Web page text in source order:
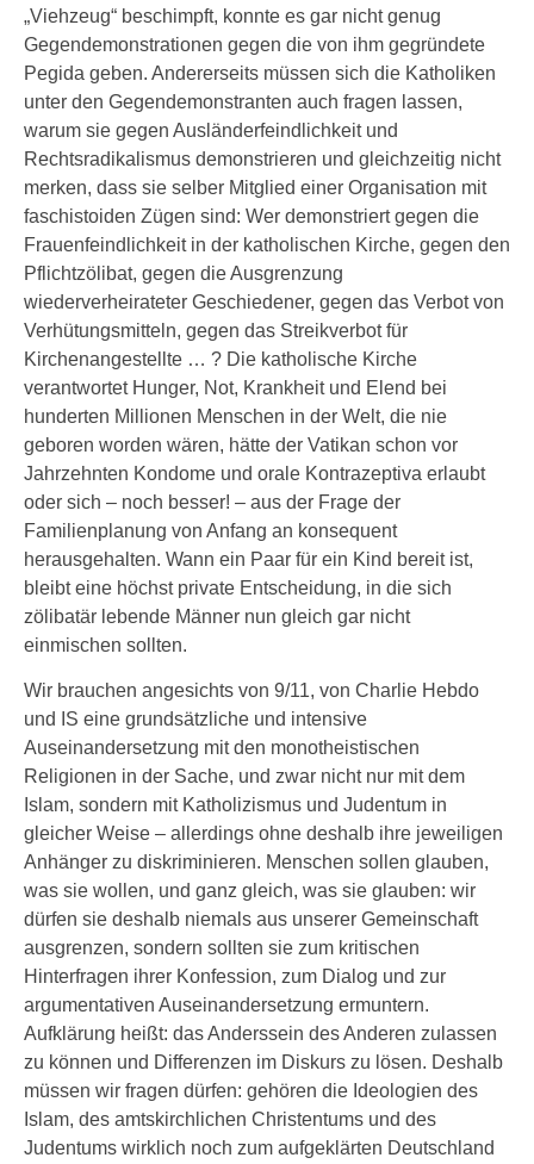
„Viehzeug“ beschimpft, konnte es gar nicht genug
Gegendemonstrationen gegen die von ihm gegründete
Pegida geben. Andererseits müssen sich die Katholiken
unter den Gegendemonstranten auch fragen lassen,
warum sie gegen Ausländerfeindlichkeit und
Rechtsradikalismus demonstrieren und gleichzeitig nicht
merken, dass sie selber Mitglied einer Organisation mit
faschistoiden Zügen sind: Wer demonstriert gegen die
Frauenfeindlichkeit in der katholischen Kirche, gegen den
Pflichtzölibat, gegen die Ausgrenzung
wiederverheirateter Geschiedener, gegen das Verbot von
Verhütungsmitteln, gegen das Streikverbot für
Kirchenangestellte … ? Die katholische Kirche
verantwortet Hunger, Not, Krankheit und Elend bei
hunderten Millionen Menschen in der Welt, die nie
geboren worden wären, hätte der Vatikan schon vor
Jahrzehnten Kondome und orale Kontrazeptiva erlaubt
oder sich – noch besser! – aus der Frage der
Familienplanung von Anfang an konsequent
herausgehalten. Wann ein Paar für ein Kind bereit ist,
bleibt eine höchst private Entscheidung, in die sich
zölibatär lebende Männer nun gleich gar nicht
einmischen sollten.
Wir brauchen angesichts von 9/11, von Charlie Hebdo
und IS eine grundsätzliche und intensive
Auseinandersetzung mit den monotheistischen
Religionen in der Sache, und zwar nicht nur mit dem
Islam, sondern mit Katholizismus und Judentum in
gleicher Weise – allerdings ohne deshalb ihre jeweiligen
Anhänger zu diskriminieren. Menschen sollen glauben,
was sie wollen, und ganz gleich, was sie glauben: wir
dürfen sie deshalb niemals aus unserer Gemeinschaft
ausgrenzen, sondern sollten sie zum kritischen
Hinterfragen ihrer Konfession, zum Dialog und zur
argumentativen Auseinandersetzung ermuntern.
Aufklärung heißt: das Anderssein des Anderen zulassen
zu können und Differenzen im Diskurs zu lösen. Deshalb
müssen wir fragen dürfen: gehören die Ideologien des
Islam, des amtskirchlichen Christentums und des
Judentums wirklich noch zum aufgeklärten Deutschland